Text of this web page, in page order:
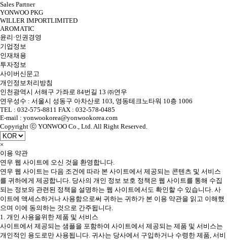
Sales Partner
YONWOO PKG
WILLER IMPORTLIMITED
AROMATIC
윤리·인권경영
기업정보
인재채용
투자정보
사이버신문고
개인정보처리방침
인천광역시 서해구 가좌로 84번길 13 ㈜연우
연우성수 : 서울시 성동구 아차산로 103, 영동테크노타워 10층 1006
TEL : 032-575-8811 FAX : 032-578-0485
E-mail : yonwookorea@yonwookorea.com
Copyright ⓒ YONWOO Co., Ltd. All Right Reserved.
×
이용 약관
연우 웹 사이트에 오신 것을 환영합니다.
연우 웹 사이트는 다음 조건에 따라 본 사이트에서 제공되는 콘텐츠 및 서비스
를 귀하에게 제공합니다. 당사의 개인 정보 보호 정책은 웹 사이트를 통해 수집
되는 정보와 관련된 정책을 설명하는 웹 사이트에서도 확인할 수 있습니다. 사
이트에 액세스하거나 사용함으로써 귀하는 귀하가 본 이용 약관을 읽고 이해했
으며 이에 동의하는 것으로 간주됩니다.
1. 개인 사용을위한 제품 및 서비스
사이트에서 제공되는 샘플을 포함하여 사이트에서 제공되는 제품 및 서비스는
개인적인 용도로만 사용됩니다. 귀사는 당사에서 구입하거나 수령한 제품, 서비